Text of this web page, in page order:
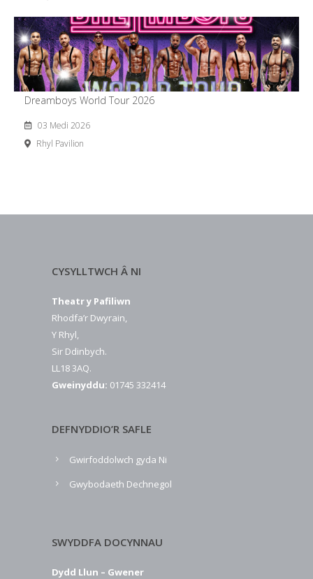
Dreamboys World Tour 2026
03 Medi 2026
Rhyl Pavilion
CYSYLLTWCH Â NI
Theatr y Pafiliwn
Rhodfa’r Dwyrain,
Y Rhyl,
Sir Ddinbych.
LL18 3AQ.
Gweinyddu: 01745 332414
DEFNYDDIO’R SAFLE
Gwirfoddolwch gyda Ni
Gwybodaeth Dechnegol
SWYDDFA DOCYNNAU
Dydd Llun – Gwener